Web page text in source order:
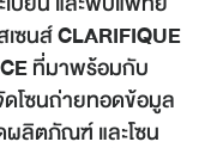
ซนส์CLARIFIQUE
ที่มาพร้อมกับ
โซนถ่ายทอดข้อมูล
ผลิตภัณฑ์ และโซน